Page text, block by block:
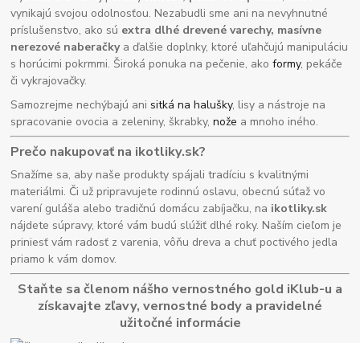
vynikajú svojou odolnosťou. Nezabudli sme ani na nevyhnutné
príslušenstvo, ako sú extra dlhé drevené varechy, masívne
nerezové naberačkya ďalšie doplnky, ktoré uľahčujú manipuláciu
s horúcimi pokrmmi. Široká ponuka na pečenie, akoformy, pekáče
či vykrajovačky.
Samozrejme nechýbajú anisitká na halušky, lisy a nástroje na
spracovanie ovocia a zeleniny, škrabky,nože a mnoho iného.
Prečo nakupovať na ikotliky.sk?
Snažíme sa, aby naše produkty spájali tradíciu s kvalitnými
materiálmi. Či už pripravujete rodinnú oslavu, obecnú súťaž vo
varení guláša alebo tradičnú domácu zabíjačku, na ikotliky.sk
nájdete súpravy, ktoré vám budú slúžiť dlhé roky. Naším cieľom je
priniesť vám radosť z varenia, vôňu dreva a chuť poctivého jedla
priamo k vám domov.
Staňte sa členom nášho vernostného gold iKlub-u a
získavajte zľavy, vernostné body a pravidelné
užitočné informácie